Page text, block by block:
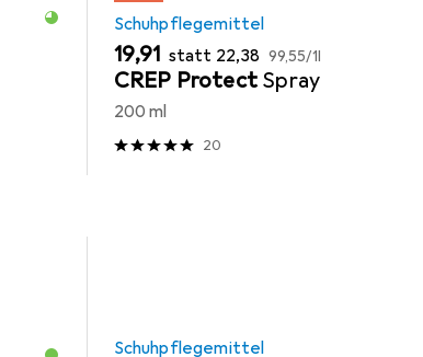
Schuhpflegemittel
EUR
19,91 statt EUR
22,38 EUR
99,55/1l
CREP ProtectSpray
200 ml
20
Schuhpflegemittel